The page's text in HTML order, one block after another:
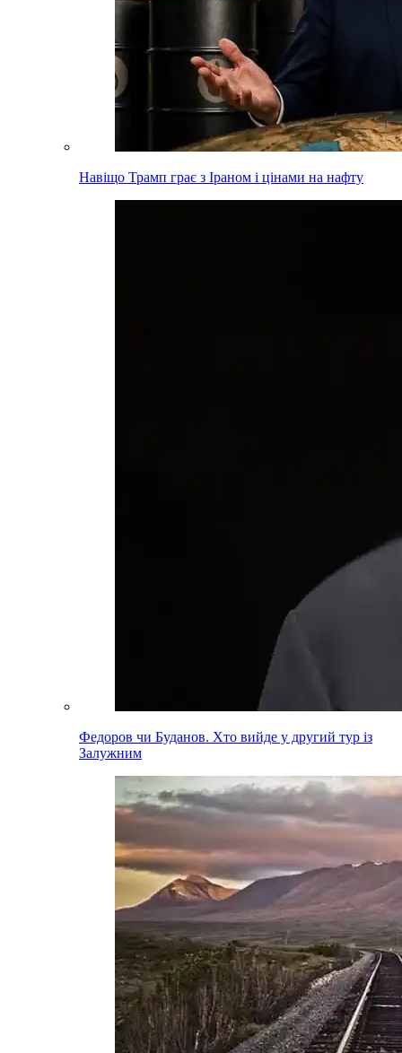
Навіщо Трамп грає з Іраном і цінами на нафту
Федоров чи Буданов. Хто вийде у другий тур із
Залужним